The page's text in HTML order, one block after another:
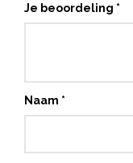
Je beoordeling *
Naam *